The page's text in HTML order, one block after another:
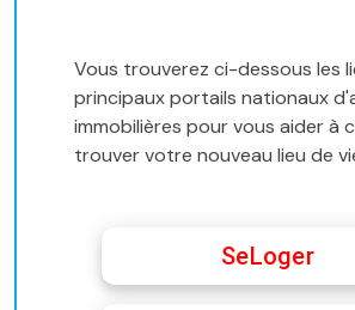
Vous trouverez ci-dessous les
principaux portails nationaux
immobilières pour vous aider à
trouver votre nouveau lieu de
SeLoger